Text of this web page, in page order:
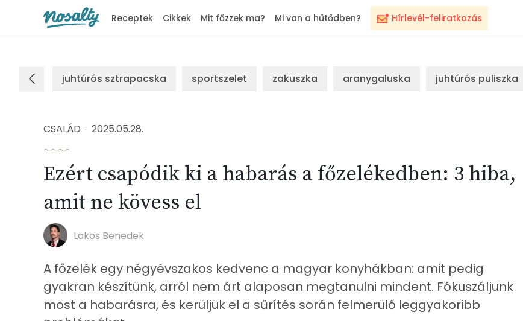
Hírlevél-feliratkozás
Receptek Cikkek Mit főzzek ma? Mi van a hűtődben?
juhtúrós sztrapacska sportszelet zakuszka aranygaluska juhtúrós puliszka
CSALÁD 2025.05.28.
Ezért csapódik ki a habarás a főzelékedben: 3 hiba,
amit ne kövess el
Lakos Benedek
A főzelék egy négyévszakos kedvenc a magyar konyhákban: amit pedig
gyakran készítünk, arról nem árt alaposan megtanulni mindent. Fókuszáljunk
most a habarásra, és kerüljük el a sűrítés során felmerülő leggyakoribb